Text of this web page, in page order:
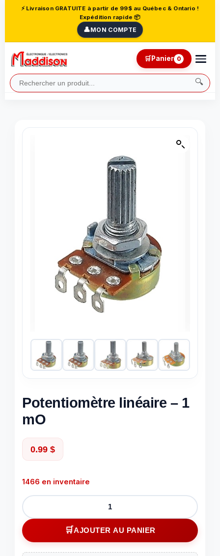
⚡ Livraison GRATUITE à partir de 99$ au Québec & Ontario !
Expédition rapide 📦
👤MON COMPTE
🔍
🛒Panier 0
Potentiomètre linéaire – 1
mO
0.99 $
1466 en inventaire
quantité
de
Potentiomètre
linéaire
AJOUTER AU PANIER